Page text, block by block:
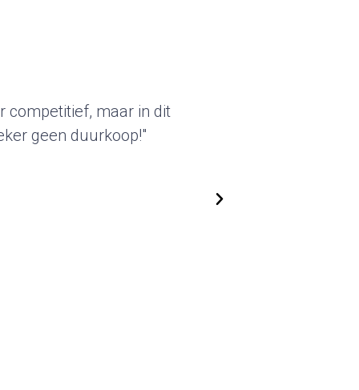
van deze standbouw sprak
beursstands kunnen we